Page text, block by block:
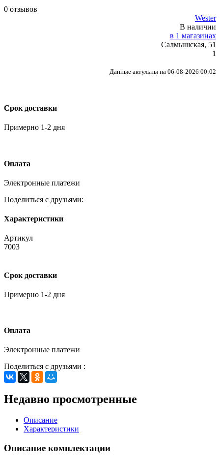
0 отзывов
Wester
В наличии
в 1 магазинах
Салмышская, 51
1
Данные актульны на 06-08-2026 00:02
Срок доставки
Примерно 1-2 дня
Оплата
Электронные платежи
Поделиться с друзьями:
Характеристики
Артикул
7003
Срок доставки
Примерно 1-2 дня
Оплата
Электронные платежи
Поделиться с друзьями :
Недавно просмотренные
Описание
Характеристики
Описание комплектации